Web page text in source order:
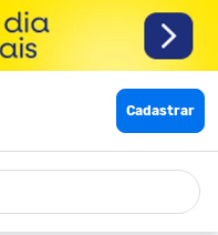
Cadastrar